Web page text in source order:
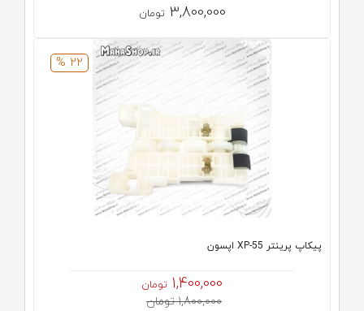
3,800,000 تومان
22 %
پیکاپ پرینتر XP-55 اپسون
1,400,000 تومان
1,800,000 تومان